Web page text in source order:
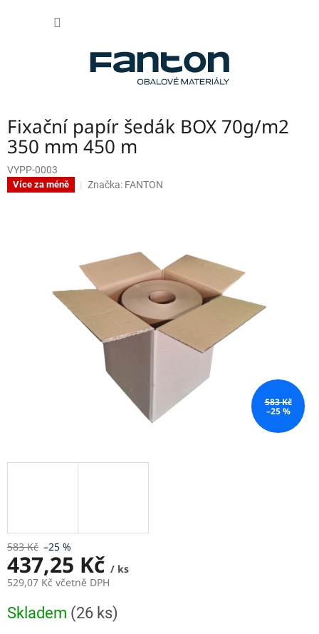
Fixační papír šedák BOX 70g/m2
350 mm 450 m
VYPP-0003
Více za méně Značka: FANTON
583 Kč
–25 %
583 Kč –25 %
437,25 Kč / ks
529,07 Kč včetně DPH
cena:
Skladem (26 ks)